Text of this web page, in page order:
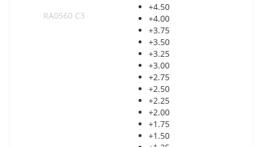
+4.50
+4.00
+3.75
+3.50
+3.25
+3.00
+2.75
+2.50
+2.25
+2.00
+1.75
+1.50